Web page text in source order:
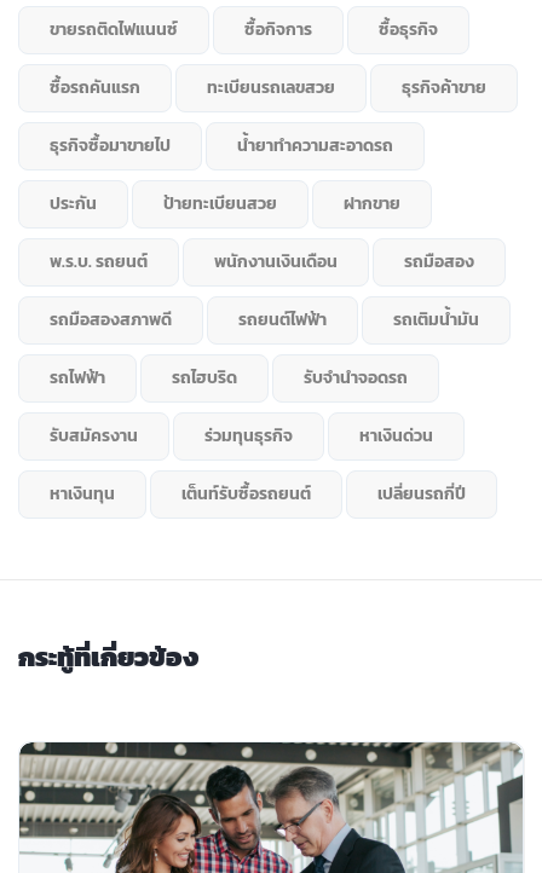
ขายรถติดไฟแนนซ์ ซื้อกิจการ ซื้อธุรกิจ
ซื้อรถคันแรก ทะเบียนรถเลขสวย ธุรกิจค้าขาย
ธุรกิจซื้อมาขายไป น้ำยาทำความสะอาดรถ
ประกัน ป้ายทะเบียนสวย ฝากขาย
พ.ร.บ. รถยนต์ พนักงานเงินเดือน รถมือสอง
รถมือสองสภาพดี รถยนต์ไฟฟ้า รถเติมน้ำมัน
รถไฟฟ้า รถไฮบริด รับจำนำจอดรถ
รับสมัครงาน ร่วมทุนธุรกิจ หาเงินด่วน
หาเงินทุน เต็นท์รับซื้อรถยนต์ เปลี่ยนรถกี่ปี
กระทู้ที่เกี่ยวข้อง